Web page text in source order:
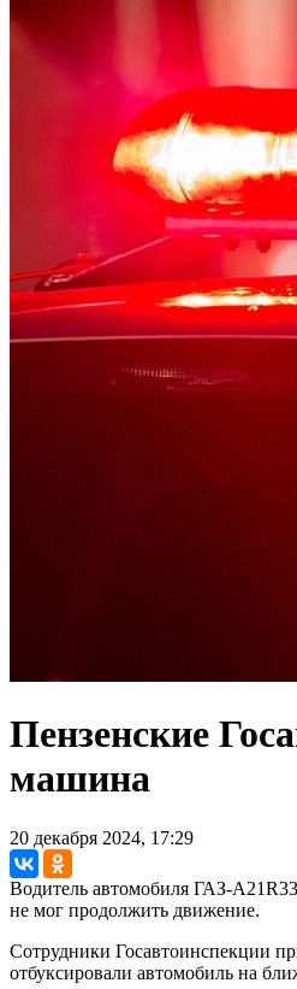
Пензенские
машина
20 декабря 2024, 17:29
Водитель автомобиля ГАЗ-
не мог продолжить движение.
Сотрудники Госавтоинспекции
отбуксировали автомобиль на